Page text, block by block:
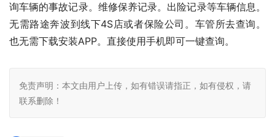
询车辆的事故记录。维修保养记录。出险记录等车辆信息。
无需路途奔波到线下4S店或者保险公司。车管所去查询。
也无需下载安装APP。直接使用手机即可一键查询。
免责声明：本文由用户上传，如有错误请指正，如有侵权，请
联系删除！